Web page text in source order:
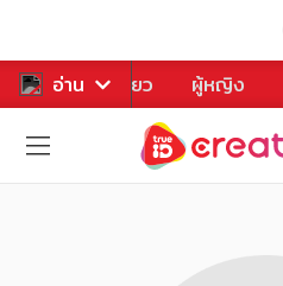
อ่าน
หาร ท่องเที่ยว ผู้หญิง